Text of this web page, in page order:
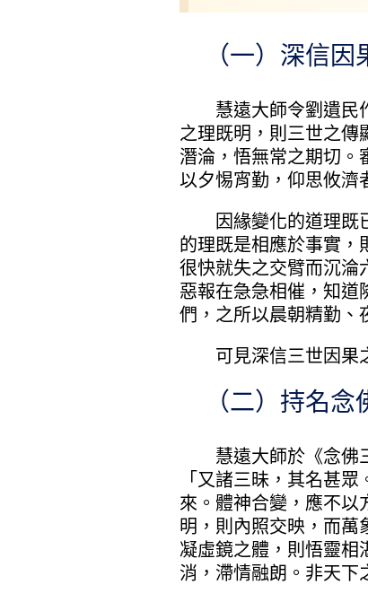
（一）深信
慧遠大師令劉遺民作
之理既明，則三世之傳
潛淪，悟無常之期切。
以夕惕宵勤，仰思攸濟
因緣變化的道理既已
的理既是相應於事實，
很快就失之交臂而沉淪
惡報在急急相催，知道
們，之所以晨朝精勤、
可見深信三世因果之
（二）持名
慧遠大師於《念佛三
「又諸三昧，其名甚
來。體神合變，應不以
明，則內照交映，而萬
凝虛鏡之體，則悟靈相
消，滯情融朗。非天下